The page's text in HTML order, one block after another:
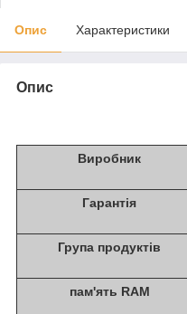
Опис Характеристики
Опис
Виробник
Гарантія
Група продуктів
пам'ять RAM